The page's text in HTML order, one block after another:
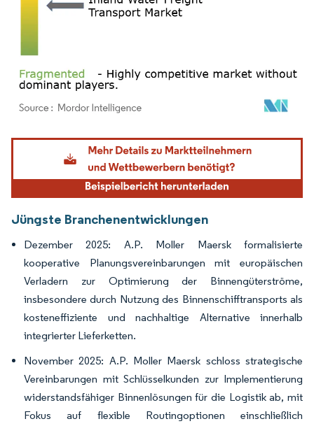
Bild © Mordor Intelligence. Wiederverwendung erfordert Namensnennung gemäß
Jüngste Branchenentwicklungen
Dezember 2025: A.P. Moller Maersk formalisierte
kooperative Planungsvereinbarungen mit europäischen
Verladern zur Optimierung der Binnengüterströme,
insbesondere durch Nutzung des Binnenschifftransports als
kosteneffiziente und nachhaltige Alternative innerhalb
integrierter Lieferketten.
November 2025: A.P. Moller Maersk schloss strategische
Vereinbarungen mit Schlüsselkunden zur Implementierung
widerstandsfähiger Binnenlösungen für die Logistik ab, mit
Fokus auf flexible Routingoptionen einschließlich